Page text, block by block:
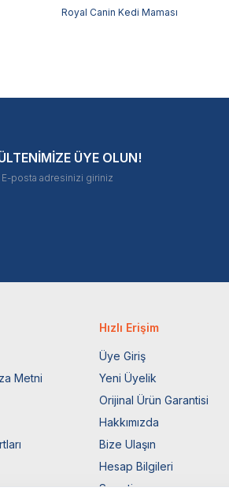
Royal Canin Kedi Maması
ÜYE OLUN!
Metni
Hızlı Erişim
Üye Giriş
Yeni Üyelik
Orijinal Ürün Garantisi
Hakkımızda
Bize Ulaşın
Hesap Bilgileri
Sepetim